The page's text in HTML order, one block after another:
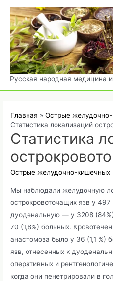
Перейти
содержимому
Русская народная медицина
Главная
Острые желудочно-
Статистика локализаций
Статистика
Острые желудочно-кишечных
Мы наблюдали желудочную
острокровоточащих язв у 497
дуоденальную — у 3208
70 (1,8%) больных.
анастомоза было у 36 (1,1 %)
язв, отнесенных к
оперативных и
когда они пенетрировали в